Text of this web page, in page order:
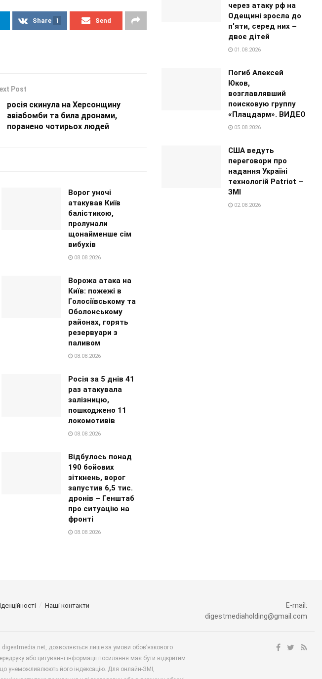
Share 1 Send
Post
росія скинула на Херсонщину
авіабомби та била дронами,
поранено чотирьох людей
Ворог уночі
атакував Київ
балістикою,
пролунали
щонайменше сім
вибухів
08.08.2026
Ворожа атака на
Київ: пожежі в
Голосіївському та
Оболонському
районах, горять
резервуари з
паливом
08.08.2026
Росія за 5 днів 41
раз атакувала
залізницю,
пошкоджено 11
локомотивів
08.08.2026
Відбулось понад
190 бойових
зіткнень, ворог
запустив 6,5 тис.
дронів – Генштаб
про ситуацію на
фронті
08.08.2026
через атаку рф на
Одещині зросла до
п'яти, серед них –
двоє дітей
01.08.2026
Погиб Алексей
Юков,
возглавлявший
поисковую группу
«Плацдарм». ВИДЕО
05.08.2026
США ведуть
переговори про
надання Україні
технологій Patriot –
ЗМІ
02.08.2026
Наші контакти
E-mail:
digestmediaholding@gmail.com
digestmedia.net, дозволяється лише за умови обов’язкового
або цитуванні інформації посилання має бути відкритим
унеможливлюють його індексацію. Для онлайн-ЗМІ,